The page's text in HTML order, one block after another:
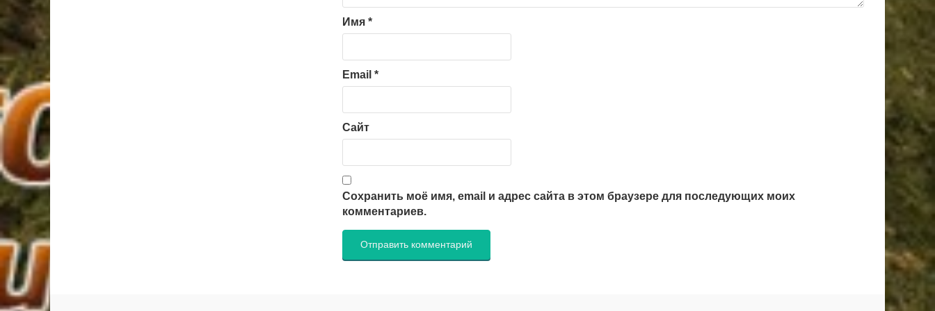
Имя *
Email *
Сайт
Сохранить моё имя, email и адрес сайта в этом браузере для последующих моих
комментариев.